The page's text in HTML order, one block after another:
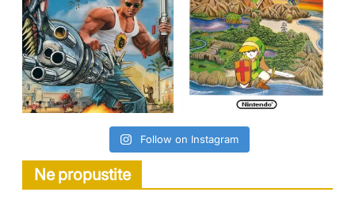
Follow on Instagram
Ne propustite